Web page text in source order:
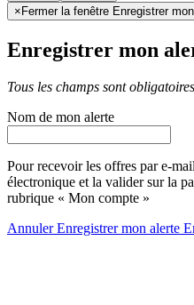
×Fermer la fenêtre Enregistrer
Enregistrer mon
Tous les champs sont obligatoires
Nom de mon alerte
Pour recevoir les offres par e-
électronique et la valider sur la
rubrique « Mon compte »
AnnulerEnregistrer mon alerte